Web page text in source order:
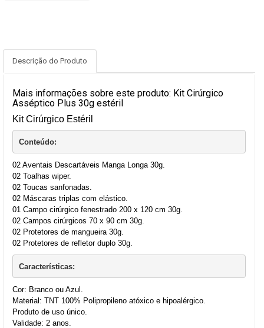
Descrição do Produto
Mais informações sobre este produto: Kit Cirúrgico
Asséptico Plus 30g estéril
Kit Cirúrgico Estéril
Conteúdo:
02 Aventais Descartáveis Manga Longa 30g.
02 Toalhas wiper.
02 Toucas sanfonadas.
02 Máscaras triplas com elástico.
01 Campo cirúrgico fenestrado 200 x 120 cm 30g.
02 Campos cirúrgicos 70 x 90 cm 30g.
02 Protetores de mangueira 30g.
02 Protetores de refletor duplo 30g.
Características:
Cor: Branco ou Azul.
Material: TNT 100% Polipropileno atóxico e hipoalérgico.
Produto de uso único.
Validade: 2 anos.